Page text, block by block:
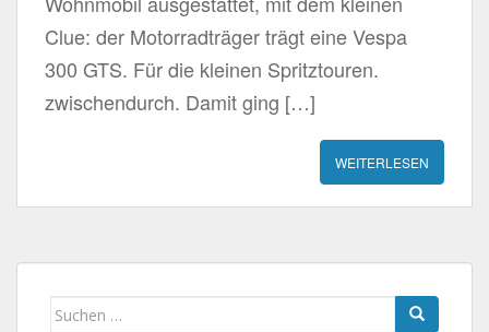
Clue: der Motorradträger trägt eine Vespa
300 GTS. Für die kleinen Spritztouren.
zwischendurch. Damit ging […]
WEITERLESEN
Suchen